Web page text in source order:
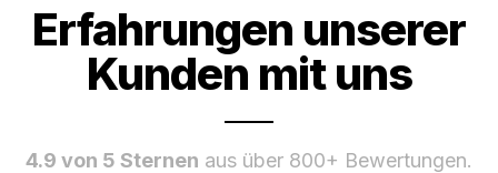
Erfahrungen unserer
Kunden mit uns
4.9 von 5 Sternen aus über 800+ Bewertungen.